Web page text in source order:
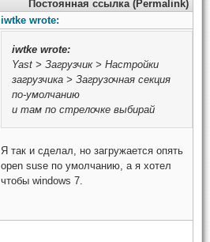
Постоянная ссылка (Permalink)
iwtke wrote:
iwtke wrote:
Yast > Загрузчик > Настройки
загрузчика > Загрузочная секция
по-умолчанию
и там по стрелочке выбирай
Я так и сделал, но загружается опять
open suse по умолчанию, а я хотел
чтобы windows 7.